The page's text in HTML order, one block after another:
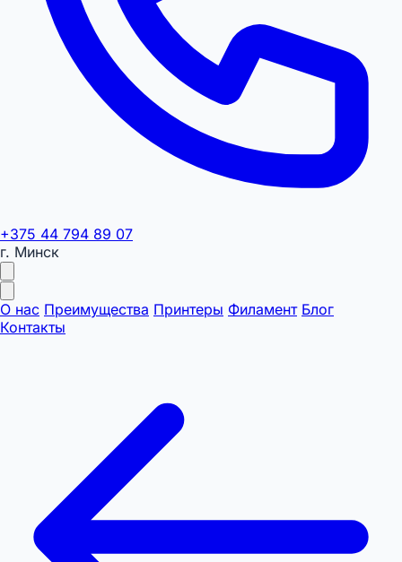
+375 44 794 89 07
г. Минск
О нас Преимущества Принтеры Филамент Блог
Контакты